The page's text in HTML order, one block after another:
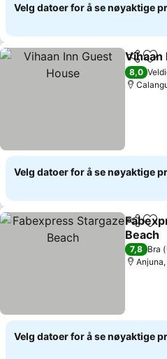
Velg datoer for å se nøyaktige
Del
Vihaan
8,0
Velg datoer for å se nøyaktige
Del
Beach
Se
7,8 Bra
Velg datoer for å se nøyaktige